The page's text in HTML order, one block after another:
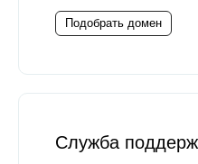
Подобрать домен
Служба